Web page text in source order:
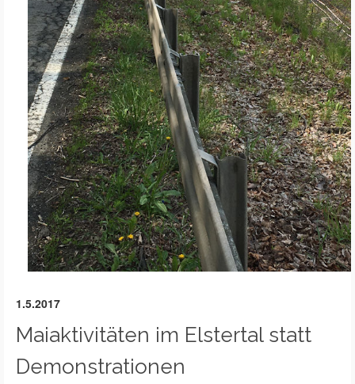
1.5.2017
Maiaktivitäten im Elstertal statt
Demonstrationen